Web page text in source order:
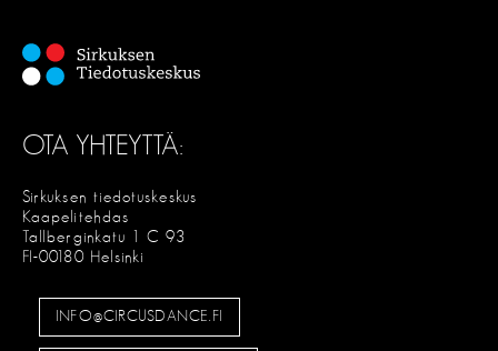
OTA YHTEYTTÄ:
Sirkuksen tiedotuskeskus
Kaapelitehdas
Tallberginkatu 1 C 93
FI-00180 Helsinki
INFO@CIRCUSDANCE.FI